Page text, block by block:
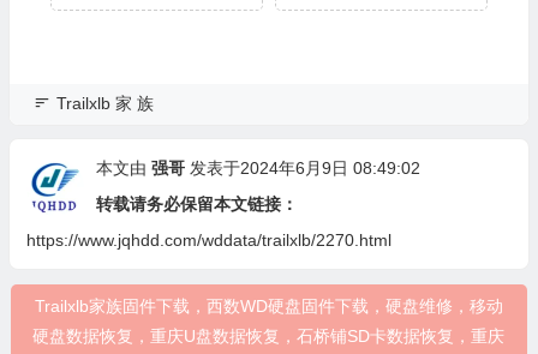
Trailxlb 家 族
本文由 强哥 发表于2024年6月9日 08:49:02
转载请务必保留本文链接：
https://www.jqhdd.com/wddata/trailxlb/2270.html
Trailxlb家族固件下载，西数WD硬盘固件下载，硬盘维修，移动
硬盘数据恢复，重庆U盘数据恢复，石桥铺SD卡数据恢复，重庆